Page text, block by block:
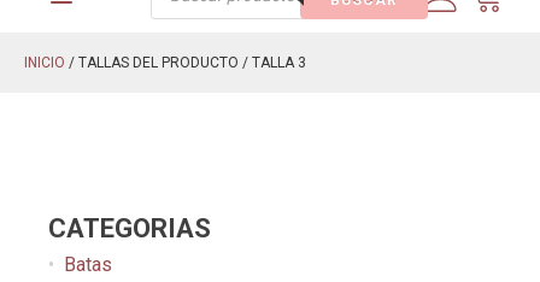
INICIO / TALLAS DEL PRODUCTO / TALLA 3
CATEGORIAS
Batas